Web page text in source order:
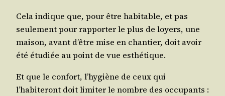
Cela indique que, pour être habi­table, et pas
seule­ment pour rap­por­ter le plus de loyers, une
mai­son, avant d’être mise en chan­tier, doit avoir
été étu­diée au point de vue esthétique.
Et que le confort, l’hygiène de ceux qui
l’habiteront doit limi­ter le nombre des occu­pants :